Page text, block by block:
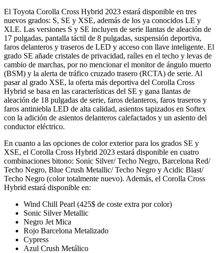
El Toyota Corolla Cross Hybrid 2023 estará disponible en tres
nuevos grados: S, SE y XSE, además de los ya conocidos LE y
XLE. Las versiones S y SE incluyen de serie llantas de aleación de
17 pulgadas, pantalla táctil de 8 pulgadas, suspensión deportiva,
faros delanteros y traseros de LED y acceso con llave inteligente. El
grado SE añade cristales de privacidad, raíles en el techo y levas de
cambio de marchas, por no mencionar el monitor de ángulo muerto
(BSM) y la alerta de tráfico cruzado trasero (RCTA) de serie. Al
pasar al grado XSE, la oferta más deportiva del Corolla Cross
Hybrid se basa en las características del SE y gana llantas de
aleación de 18 pulgadas de serie, faros delanteros, faros traseros y
faros antiniebla LED de alta calidad, asientos tapizados en Softex
con la adición de asientos delanteros calefactados y un asiento del
conductor eléctrico.
En cuanto a las opciones de color exterior para los grados SE y
XSE, el Corolla Cross Hybrid 2023 estará disponible en cuatro
combinaciones bitono: Sonic Silver/ Techo Negro, Barcelona Red/
Techo Negro, Blue Crush Metallic/ Techo Negro y Acidic Blast/
Techo Negro (color totalmente nuevo). Además, el Corolla Cross
Hybrid estará disponible en:
Wind Chill Pearl (425$ de coste extra por color)
Sonic Silver Metallic
Negro Jet Mica
Rojo Barcelona Metalizado
Cypress
Azul Crush Metálico